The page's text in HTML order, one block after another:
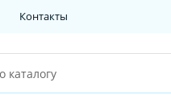
Контакты